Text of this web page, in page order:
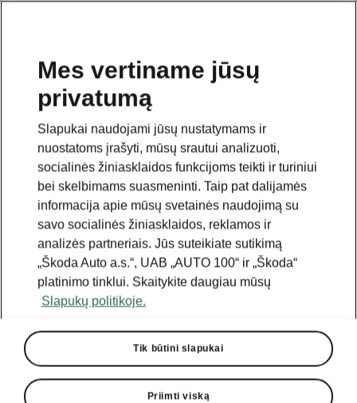
Mes vertiname jūsų
privatumą
Slapukai naudojami jūsų nustatymams ir
nuostatoms įrašyti, mūsų srautui analizuoti,
socialinės žiniasklaidos funkcijoms teikti ir turiniui
bei skelbimams suasmeninti. Taip pat dalijamės
informacija apie mūsų svetainės naudojimą su
savo socialinės žiniasklaidos, reklamos ir
analizės partneriais. Jūs suteikiate sutikimą
„Škoda Auto a.s.“, UAB „AUTO 100“ ir „Škoda“
platinimo tinklui. Skaitykite daugiau mūsų
Slapukų politikoje.
Tik būtini slapukai
Priimti viską